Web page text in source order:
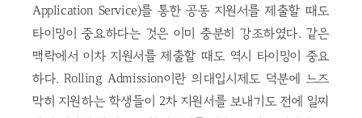
Application Service)를 통한 공동 지원서를 제출할 때도
타이밍이 중요하다는 것은 이미 충분히 강조하였다. 같은
맥락에서 이차 지원서를 제출할 때도 역시 타이밍이 중요
하다. Rolling Admission이란 의대입시제도 덕분에 느즈
막히 지원하는 학생들이 2차 지원서를 보내기도 전에 일찌